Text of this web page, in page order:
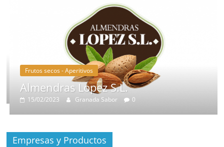
Frutos secos - Aperitivos
Almendras Lopez S.L.
15/02/2023 Granada Sabor 0
Empresas y Productos